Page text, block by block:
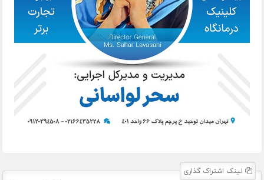
لینک اشتراک گذاری